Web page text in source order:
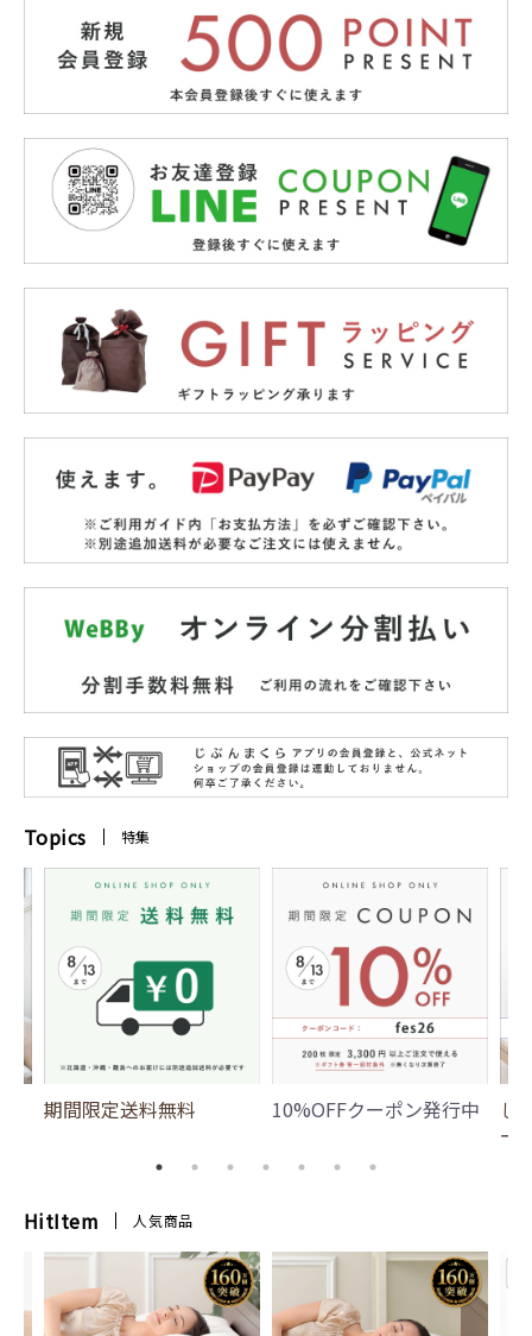
Topics 特集
期間限定送料無料 10%OFFクーポン発行中
じ
ー
HitItem 人気商品